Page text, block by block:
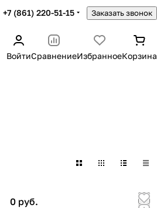
+7 (861) 220-51-15 Заказать звонок
ВойтиСравнениеИзбранноеКорзина
0 руб.